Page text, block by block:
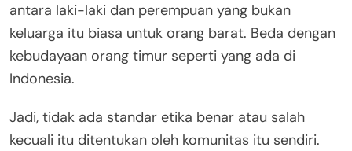
antara laki-laki dan perempuan yang bukan
keluarga itu biasa untuk orang barat. Beda dengan
kebudayaan orang timur seperti yang ada di
Indonesia.
Jadi, tidak ada standar etika benar atau salah
kecuali itu ditentukan oleh komunitas itu sendiri.